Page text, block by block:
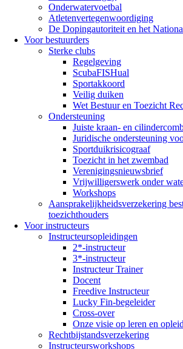
Onderwatervoetbal
Atletenvertegenwoordiging
De Dopingautoriteit en het
Voor bestuurders
Sterke clubs
Regelgeving
ScubaFISHual
Sportakkoord
Veilig duiken
Wet Bestuur en Toezicht
Ondersteuning
Juiste kraan- en
Juridische ondersteuning
Sportduikrisicograaf
Toezicht in het zwembad
Verenigingsnieuwsbrief
Vrijwilligerswerk onder
Workshops
Aansprakelijkheidsverzekering
toezichthouders
Voor instructeurs
Instructeursopleidingen
2*-instructeur
3*-instructeur
Instructeur Trainer
Docent
Freedive Instructeur
Lucky Fin-begeleider
Cross-over
Onze visie op leren en
Rechtbijstandsverzekering
Instructeursworkshops